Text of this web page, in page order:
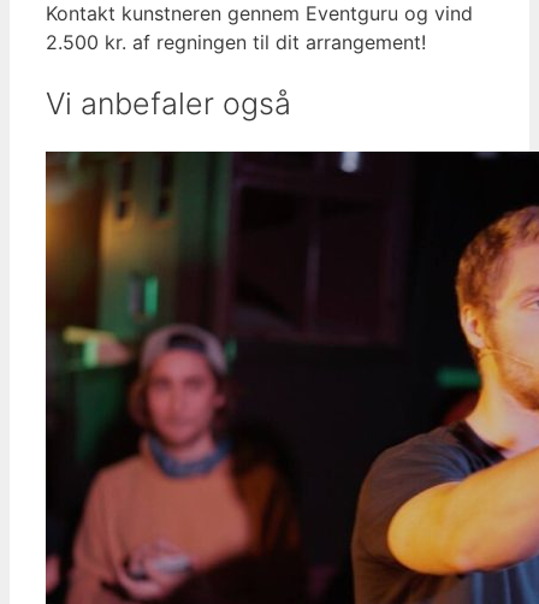
Kontakt kunstneren gennem Eventguru og vind
2.500 kr. af regningen til dit arrangement!
Vi anbefaler også